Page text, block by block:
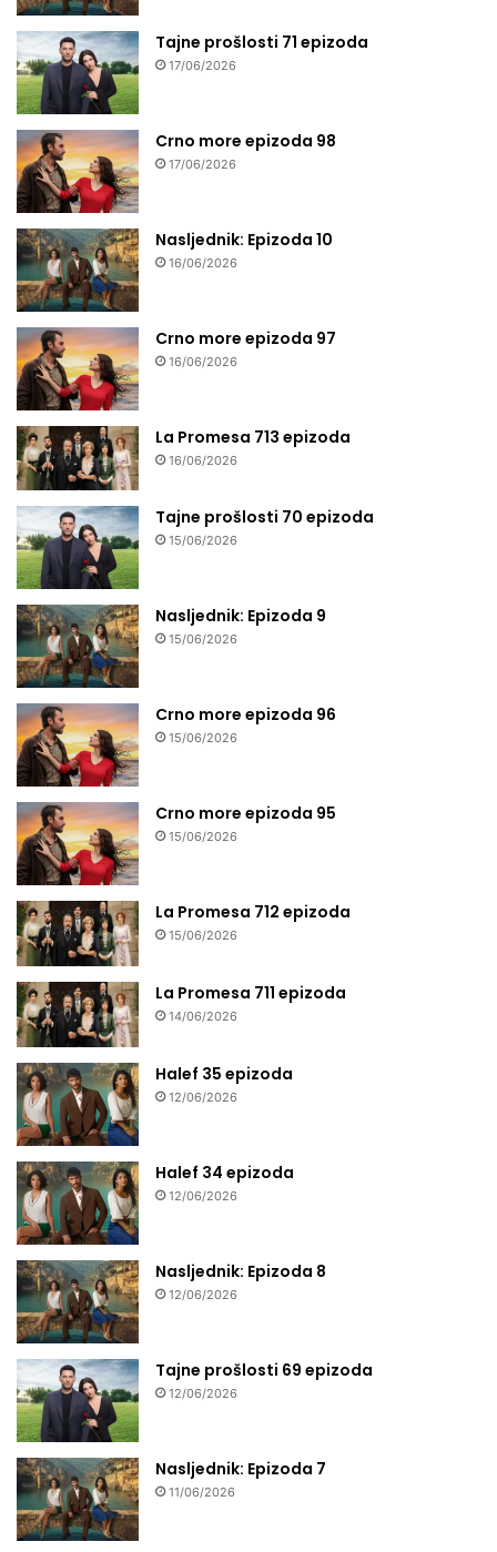
Tajne prošlosti 71 epizoda
17/06/2026
Crno more epizoda 98
17/06/2026
Nasljednik: Epizoda 10
16/06/2026
Crno more epizoda 97
16/06/2026
La Promesa 713 epizoda
16/06/2026
Tajne prošlosti 70 epizoda
15/06/2026
Nasljednik: Epizoda 9
15/06/2026
Crno more epizoda 96
15/06/2026
Crno more epizoda 95
15/06/2026
La Promesa 712 epizoda
15/06/2026
La Promesa 711 epizoda
14/06/2026
Halef 35 epizoda
12/06/2026
Halef 34 epizoda
12/06/2026
Nasljednik: Epizoda 8
12/06/2026
Tajne prošlosti 69 epizoda
12/06/2026
Nasljednik: Epizoda 7
11/06/2026